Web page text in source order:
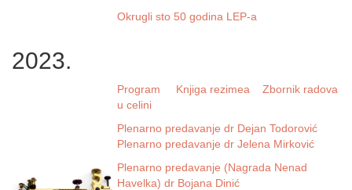
Okrugli sto 50 godina LEP-a
2023.
Program Knjiga rezimea
Zbornik radova
u celini
Plenarno predavanje dr Dejan Todorović
Plenarno predavanje dr Jelena Mirković
Plenarno predavanje (Nagrada Nenad
Havelka) dr Bojana Dinić